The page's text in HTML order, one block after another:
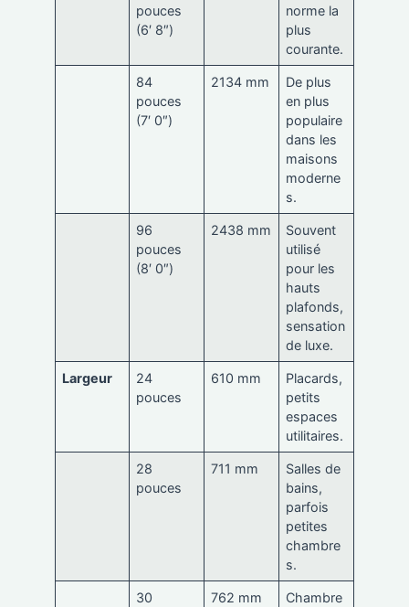
pouces
(6′ 8″)
norme la
plus
courante.
84
pouces
(7′ 0″)
2134 mm
De plus
en plus
populaire
dans les
maisons
moderne
s.
96
pouces
(8′ 0″)
2438 mm
Souvent
utilisé
pour les
hauts
plafonds,
sensation
de luxe.
Largeur
24
pouces
610 mm
Placards,
petits
espaces
utilitaires.
28
pouces
711 mm
Salles de
bains,
parfois
petites
chambre
s.
30
762 mm
Chambre